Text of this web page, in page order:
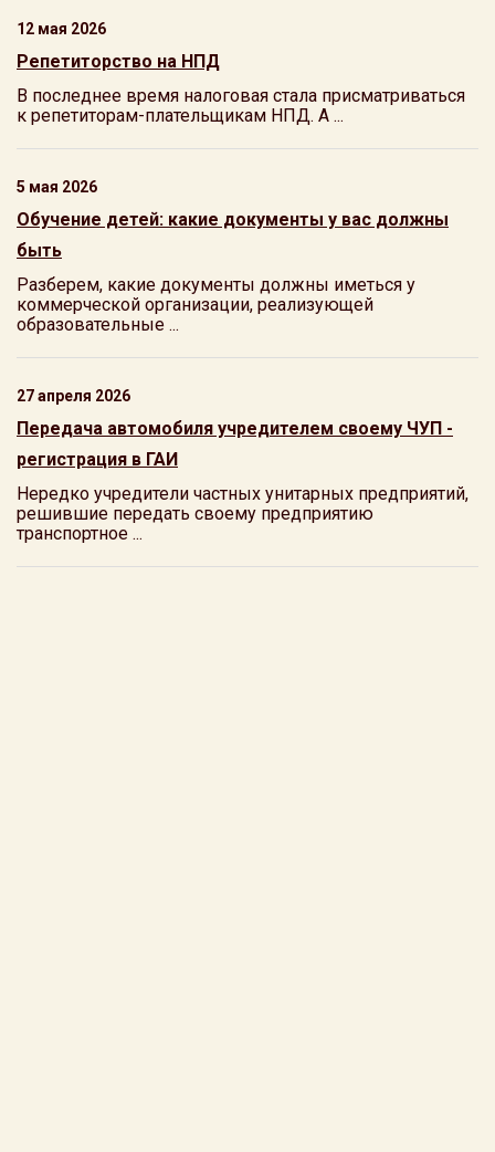
12 мая 2026
Репетиторство на НПД
В последнее время налоговая стала присматриваться
к репетиторам-плательщикам НПД. А ...
5 мая 2026
Обучение детей: какие документы у вас должны
быть
Разберем, какие документы должны иметься у
коммерческой организации, реализующей
образовательные ...
27 апреля 2026
Передача автомобиля учредителем своему ЧУП -
регистрация в ГАИ
Нередко учредители частных унитарных предприятий,
решившие передать своему предприятию
транспортное ...